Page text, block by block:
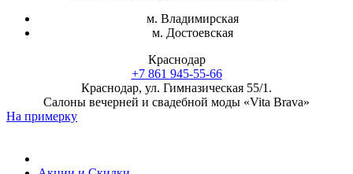
м. Владимирская
м. Достоевская
Краснодар
+7 861 945-55-66
Краснодар, ул. Гимназическая 55/1.
Салоны вечерней и свадебной моды «Vita Brava»
На примерку